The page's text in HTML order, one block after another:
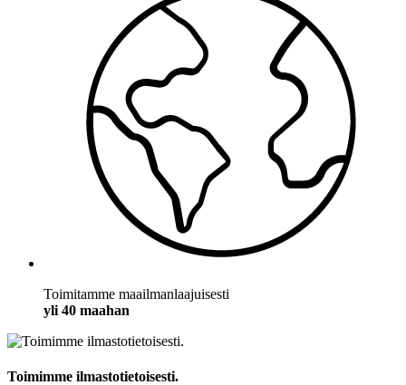
Toimitamme maailmanlaajuisesti
yli 40 maahan
Toimimme ilmastotietoisesti.